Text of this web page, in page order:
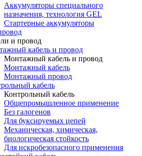
Аккумуляторы специального
назначения, технология GEL
Стартерные аккумуляторы
и провод
кабель и провод
Монтажный кабель и провод
Монтажный кабель
Монтажный провод
кабель
Контрольный кабель
Общепромышленное применение
Без галогенов
Для буксируемых цепей
Механическая, химическая,
биологическая стойкость
Для искробезопасного применения